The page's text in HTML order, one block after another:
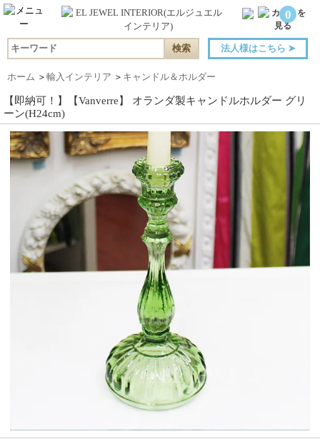
0
法人様はこちら ➤
ホーム ＞ 輸入インテリア ＞ キャンドル＆ホルダー
【即納可！】【Vanverre】 オランダ製キャンドルホルダー グリ
ーン(H24cm)